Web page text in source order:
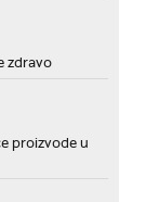
zdravo
proizvode u